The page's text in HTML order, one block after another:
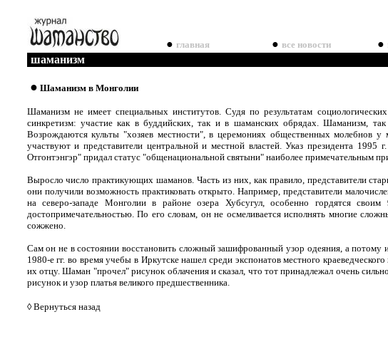
● главная ● все новости ●
шаманизм
● Шаманизм в Монголии
Шаманизм не имеет специальных институтов. Судя по результатам
синкретизм: участие как в буддийских, так и в шаманских обрядах. Шаманизм,
Возрождаются культы "хозяев местности", в церемониях общественных молебнов
участвуют и представители центральной и местной властей. Указ президента
Отгонтэнгэр" придал статус "общенациональной святыни" наиболее примечательным
Выросло число практикующих шаманов. Часть из них, как правило, представители
они получили возможность практиковать открыто. Например, представители
на северо-западе Монголии в районе озера Хубсугул, особенно гордятся
достопримечательностью. По его словам, он не осмеливается исполнять многие
сожжено.
Сам он не в состоянии восстановить сложный зашифрованный узор одеяния, а
1980-е гг. во время учебы в Иркутске нашел среди экспонатов местного
их отцу. Шаман "прочел" рисунок облачения и сказал, что тот принадлежал очень
рисунок и узор платья великого предшественника.
◊Вернуться назад